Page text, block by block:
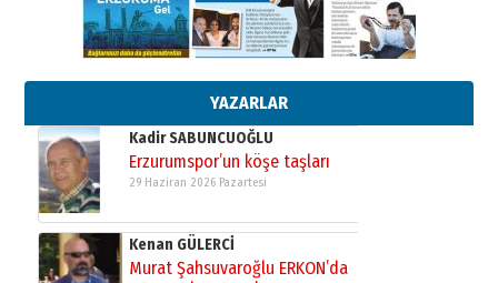
YAZARLAR
Esat BİNDESEN
Başkan Sekmen’den Erzurum’a
bir vizyon proje daha!
02 Ağustos 2026 Pazar
Kadir SABUNCUOĞLU
Erzurumspor’un köşe taşları
29 Haziran 2026 Pazartesi
Kenan GÜLERCİ
Murat Şahsuvaroğlu ERKON’da